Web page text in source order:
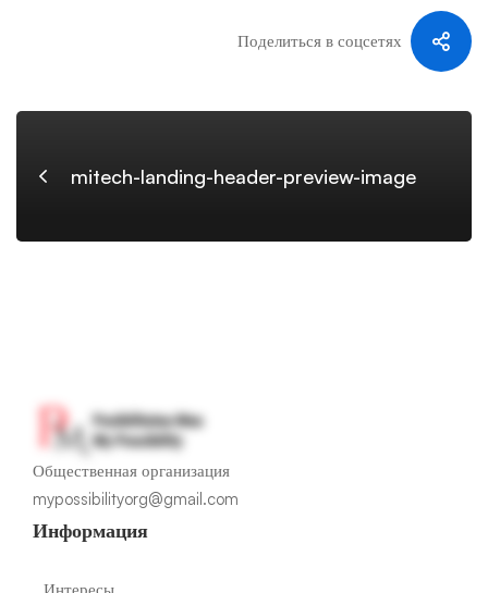
image
Поделиться в соцсетях
mitech-landing-header-preview-image
Общественная организация
mypossibilityorg@gmail.com
Информация